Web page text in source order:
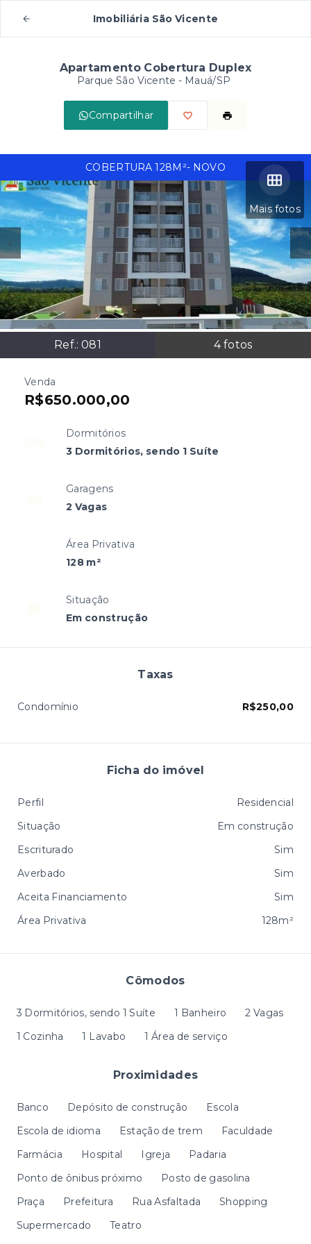
Imobiliária São Vicente
Apartamento Cobertura Duplex
Parque São Vicente - Mauá/SP
Compartilhar
Mais fotos
Ref.:081 4fotos
COBERTURA 128M²- NOVO
Venda
R$650.000,00
Dormitórios
3 Dormitórios, sendo 1 Suíte
Garagens
2 Vagas
Área Privativa
128 m²
Situação
Em construção
Cômodos
3 Dormitórios, sendo 1 Suíte 1 Banheiro
2 Vagas
1 Cozinha
1 Lavabo 1 Área de serviço
Proximidades
Banco Depósito de construção
Escola
Escola de idioma
Estação de trem
Faculdade
Farmácia
Hospital Igreja
Padaria
Ponto de ônibus próximo
Posto de gasolina
Praça
Prefeitura Rua Asfaltada
Shopping
Supermercado
Teatro
Taxas
Condomínio R$250,00
Ficha do imóvel
Perfil
Residencial
Situação
Em construção
Escriturado
Sim
Averbado
Sim
Aceita Financiamento
Sim
Área Privativa
128m²